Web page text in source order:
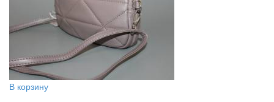
В корзину